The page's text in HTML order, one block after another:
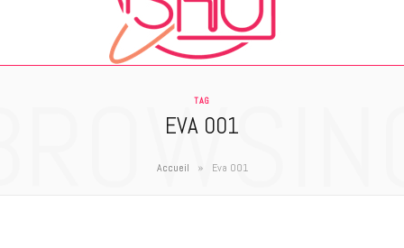
TAG
EVA 001
Accueil » Eva 001